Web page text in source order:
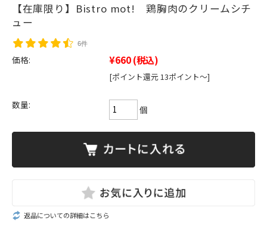
【在庫限り】Bistro mot! 鶏胸肉のクリームシチ
ュー
6件
価格: ¥660(税込)
[ポイント還元 13ポイント～]
数量: 個
返品についての詳細はこちら